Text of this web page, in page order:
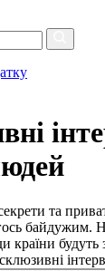
та
байдужим.
країни будуть